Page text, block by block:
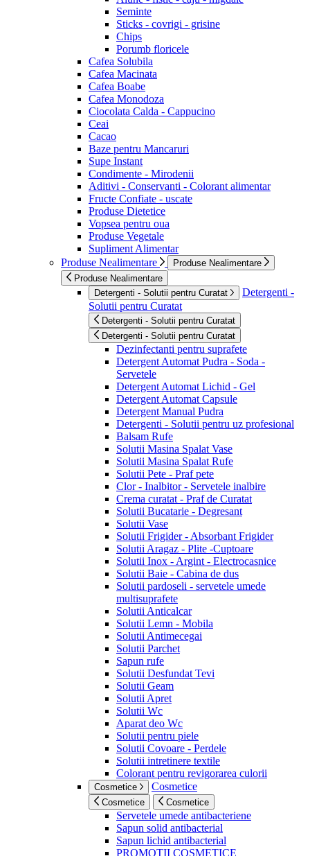
Seminte
Sticks - covrigi - grisine
Chips
Porumb floricele
Cafea Solubila
Cafea Macinata
Cafea Boabe
Cafea Monodoza
Ciocolata Calda - Cappucino
Ceai
Cacao
Baze pentru Mancaruri
Supe Instant
Condimente - Mirodenii
Aditivi - Conservanti - Colorant alimentar
Fructe Confiate - uscate
Produse Dietetice
Vopsea pentru oua
Produse Vegetale
Supliment Alimentar
Produse Nealimentare
Produse Nealimentare
Produse Nealimentare
Detergenti - Solutii pentru Curatat
Detergenti -
Solutii pentru Curatat
Detergenti - Solutii pentru Curatat
Detergenti - Solutii pentru Curatat
Dezinfectanti pentru suprafete
Detergent Automat Pudra - Soda -
Servetele
Detergent Automat Lichid - Gel
Detergent Automat Capsule
Detergent Manual Pudra
Detergenti - Solutii pentru uz profesional
Balsam Rufe
Solutii Masina Spalat Vase
Solutii Masina Spalat Rufe
Solutii Pete - Praf pete
Clor - Inalbitor - Servetele inalbire
Crema curatat - Praf de Curatat
Solutii Bucatarie - Degresant
Solutii Vase
Solutii Frigider - Absorbant Frigider
Solutii Aragaz - Plite -Cuptoare
Solutii Inox - Argint - Electrocasnice
Solutii Baie - Cabina de dus
Solutii pardoseli - servetele umede
multisuprafete
Solutii Anticalcar
Solutii Lemn - Mobila
Solutii Antimecegai
Solutii Parchet
Sapun rufe
Solutii Desfundat Tevi
Solutii Geam
Solutii Apret
Solutii Wc
Aparat deo Wc
Solutii pentru piele
Solutii Covoare - Perdele
Solutii intretinere textile
Colorant pentru revigorarea culorii
Cosmetice Cosmetice
Cosmetice Cosmetice
Servetele umede antibacteriene
Sapun solid antibacterial
Sapun lichid antibacterial
PROMOTII COSMETICE